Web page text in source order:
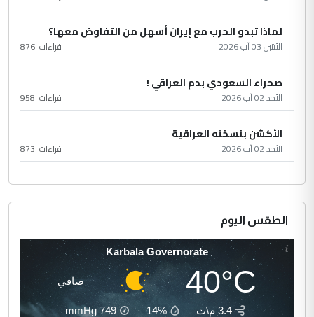
لماذا تبدو الحرب مع إيران أسهل من التفاوض معها؟
الأثنين 03 آب 2026 قراءات :876
صحراء السعودي بدم العراقي !
الأحد 02 آب 2026 قراءات :958
الأكشن بنسخته العراقية
الأحد 02 آب 2026 قراءات :873
الطقس اليوم
Karbala Governorate
40°C صافي
3.4 م\ث 14%
749
mmHg